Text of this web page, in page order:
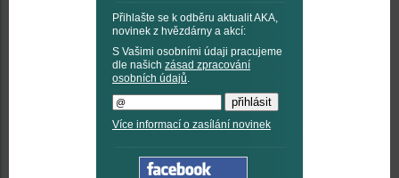
Přihlašte se k odběru aktualit AKA,
novinek z hvězdárny a akcí:
S Vašimi osobními údaji pracujeme
dle našich zásad zpracování
osobních údajů.
Více informací o zasílání novinek